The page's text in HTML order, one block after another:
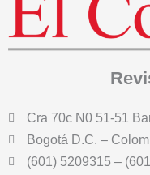
Cra 70c N0 51-51
Bogotá D.C. –
(601) 5209315 –